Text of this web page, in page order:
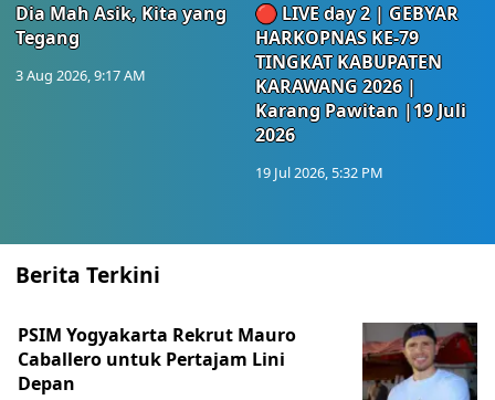
Dia Mah Asik, Kita yang
Tegang
3 Aug 2026, 9:17 AM
🔴 LIVE day 2 | GEBYAR
HARKOPNAS KE-79
TINGKAT KABUPATEN
KARAWANG 2026 |
Karang Pawitan |19 Juli
2026
19 Jul 2026, 5:32 PM
Berita Terkini
PSIM Yogyakarta Rekrut Mauro
Caballero untuk Pertajam Lini
Depan